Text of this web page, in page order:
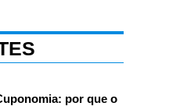
por que o